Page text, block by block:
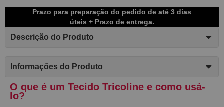
Prazo para preparação do pedido de até 3 dias
úteis + Prazo de entrega.
Descrição do Produto
Informações do Produto
O que é um Tecido Tricoline e como usá-
lo?